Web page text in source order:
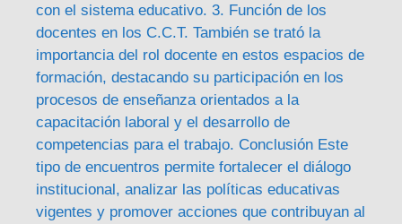
con el sistema educativo. 3. Función de los
docentes en los C.C.T. También se trató la
importancia del rol docente en estos espacios de
formación, destacando su participación en los
procesos de enseñanza orientados a la
capacitación laboral y el desarrollo de
competencias para el trabajo. Conclusión Este
tipo de encuentros permite fortalecer el diálogo
institucional, analizar las políticas educativas
vigentes y promover acciones que contribuyan al